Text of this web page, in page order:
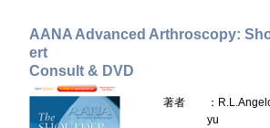
AANA Advanced Arthroscopy:
ert
Consult & DVD
著者
：
yu